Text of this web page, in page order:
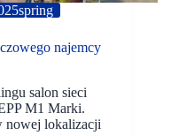
najemcy
salon sieci
M1 Marki.
nowej lokalizacji